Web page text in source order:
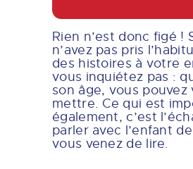
Rien n’est donc figé !
n’avez pas pris
des histoires à votre
vous inquiétez pas :
son âge, vous pouvez
mettre. Ce qui est
également, c’est
parler avec l’enfant
vous venez de lire.